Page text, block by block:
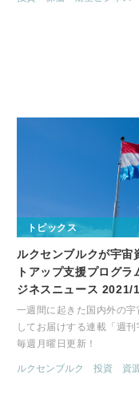
トピックス
ルクセンブルクが宇宙
トアップ支援プログ
ジネスニュース 2021/
一週間に起きた国内外の
してお届けする連載「週
毎週月曜日更新！
ルクセンブルク 投資 資